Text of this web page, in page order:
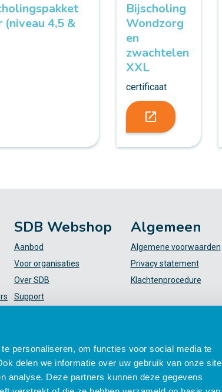
personaliseren, om functies voor social media te
delen we informatie over uw gebruik van onze site
analyse. Deze partners kunnen deze gegevens
(niveau 4,5 &
Bijscholing
Wondzorg
en
zwachtelen
XXL
certificaat
launch
SDB Webshop
Aanbod
Voor organisaties
Over SDB
Support
Algemeen
Algemene voorwaarden
Privacy statement
Klachtenprocedure